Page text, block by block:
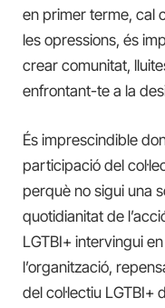
en primer terme, cal
les opressions, és
crear comunitat,
enfrontant-te a la
És imprescindible
participació del
perquè no sigui una
quotidianitat de
LGTBI+ intervingui
l’organització,
del col·lectiu